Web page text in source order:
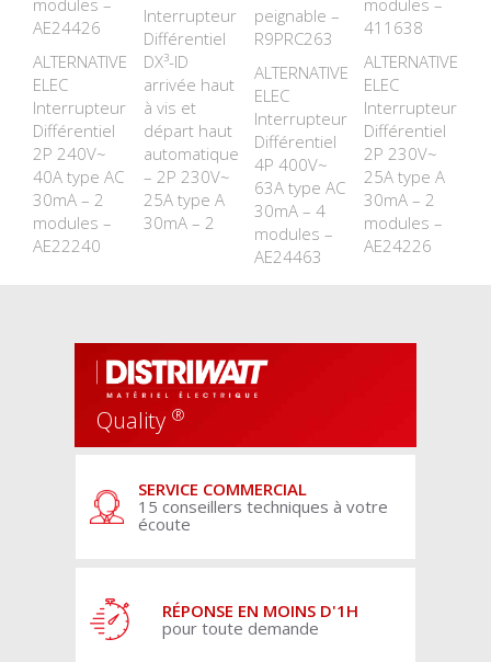
modules –
AE24426
ALTERNATIVE
ELEC
Interrupteur
Différentiel
2P 240V~
40A type AC
30mA – 2
modules –
AE22240
Interrupteur
Différentiel
DX³-ID
arrivée haut
à vis et
départ haut
automatique
– 2P 230V~
25A type A
30mA – 2
peignable –
R9PRC263
ALTERNATIVE
ELEC
Interrupteur
Différentiel
4P 400V~
63A type AC
30mA – 4
modules –
AE24463
modules –
411638
ALTERNATIVE
ELEC
Interrupteur
Différentiel
2P 230V~
25A type A
30mA – 2
modules –
AE24226
Quality ®
SERVICE COMMERCIAL
15 conseillers techniques à votre
écoute
RÉPONSE EN MOINS D'1H
pour toute demande